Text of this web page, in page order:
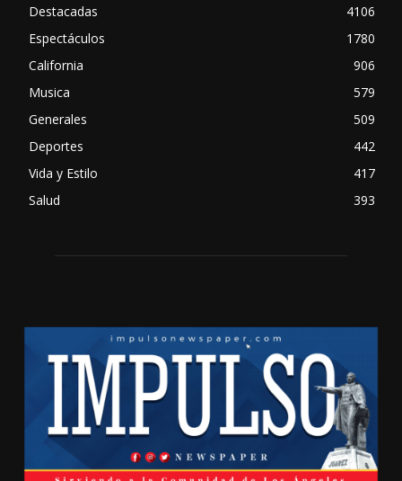
Destacadas
4106
Espectáculos
1780
California
906
Musica
579
Generales
509
Deportes
442
Vida y Estilo
417
Salud
393